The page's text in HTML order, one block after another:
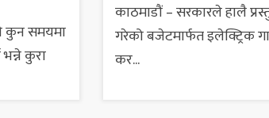
कुन समयमा
कुरा
काठमाडौं – सरकारले हालै
गरेको बजेटमार्फत इलेक्ट्रिक
कर...